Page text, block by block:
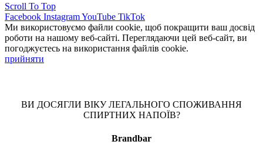
Scroll To Top
Facebook InstagramYouTube TikTok
Ми використовуємо файли cookie, щоб покращити ваш досвід
роботи на нашому веб-сайті. Переглядаючи цей веб-сайт, ви
погоджуєтесь на використання файлів cookie.
прийняти
ВИ ДОСЯГЛИ ВІКУ ЛЕГАЛЬНОГО СПОЖИВАННЯ
СПИРТНИХ НАПОЇВ?
Brandbar